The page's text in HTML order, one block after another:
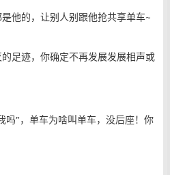
他的，让别人别跟他抢共享单车~
足迹，你确定不再发展发展相声或
吗”，单车为啥叫单车，没后座！你